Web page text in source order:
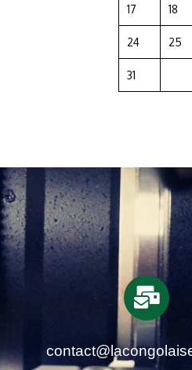
17 18
24 25
31